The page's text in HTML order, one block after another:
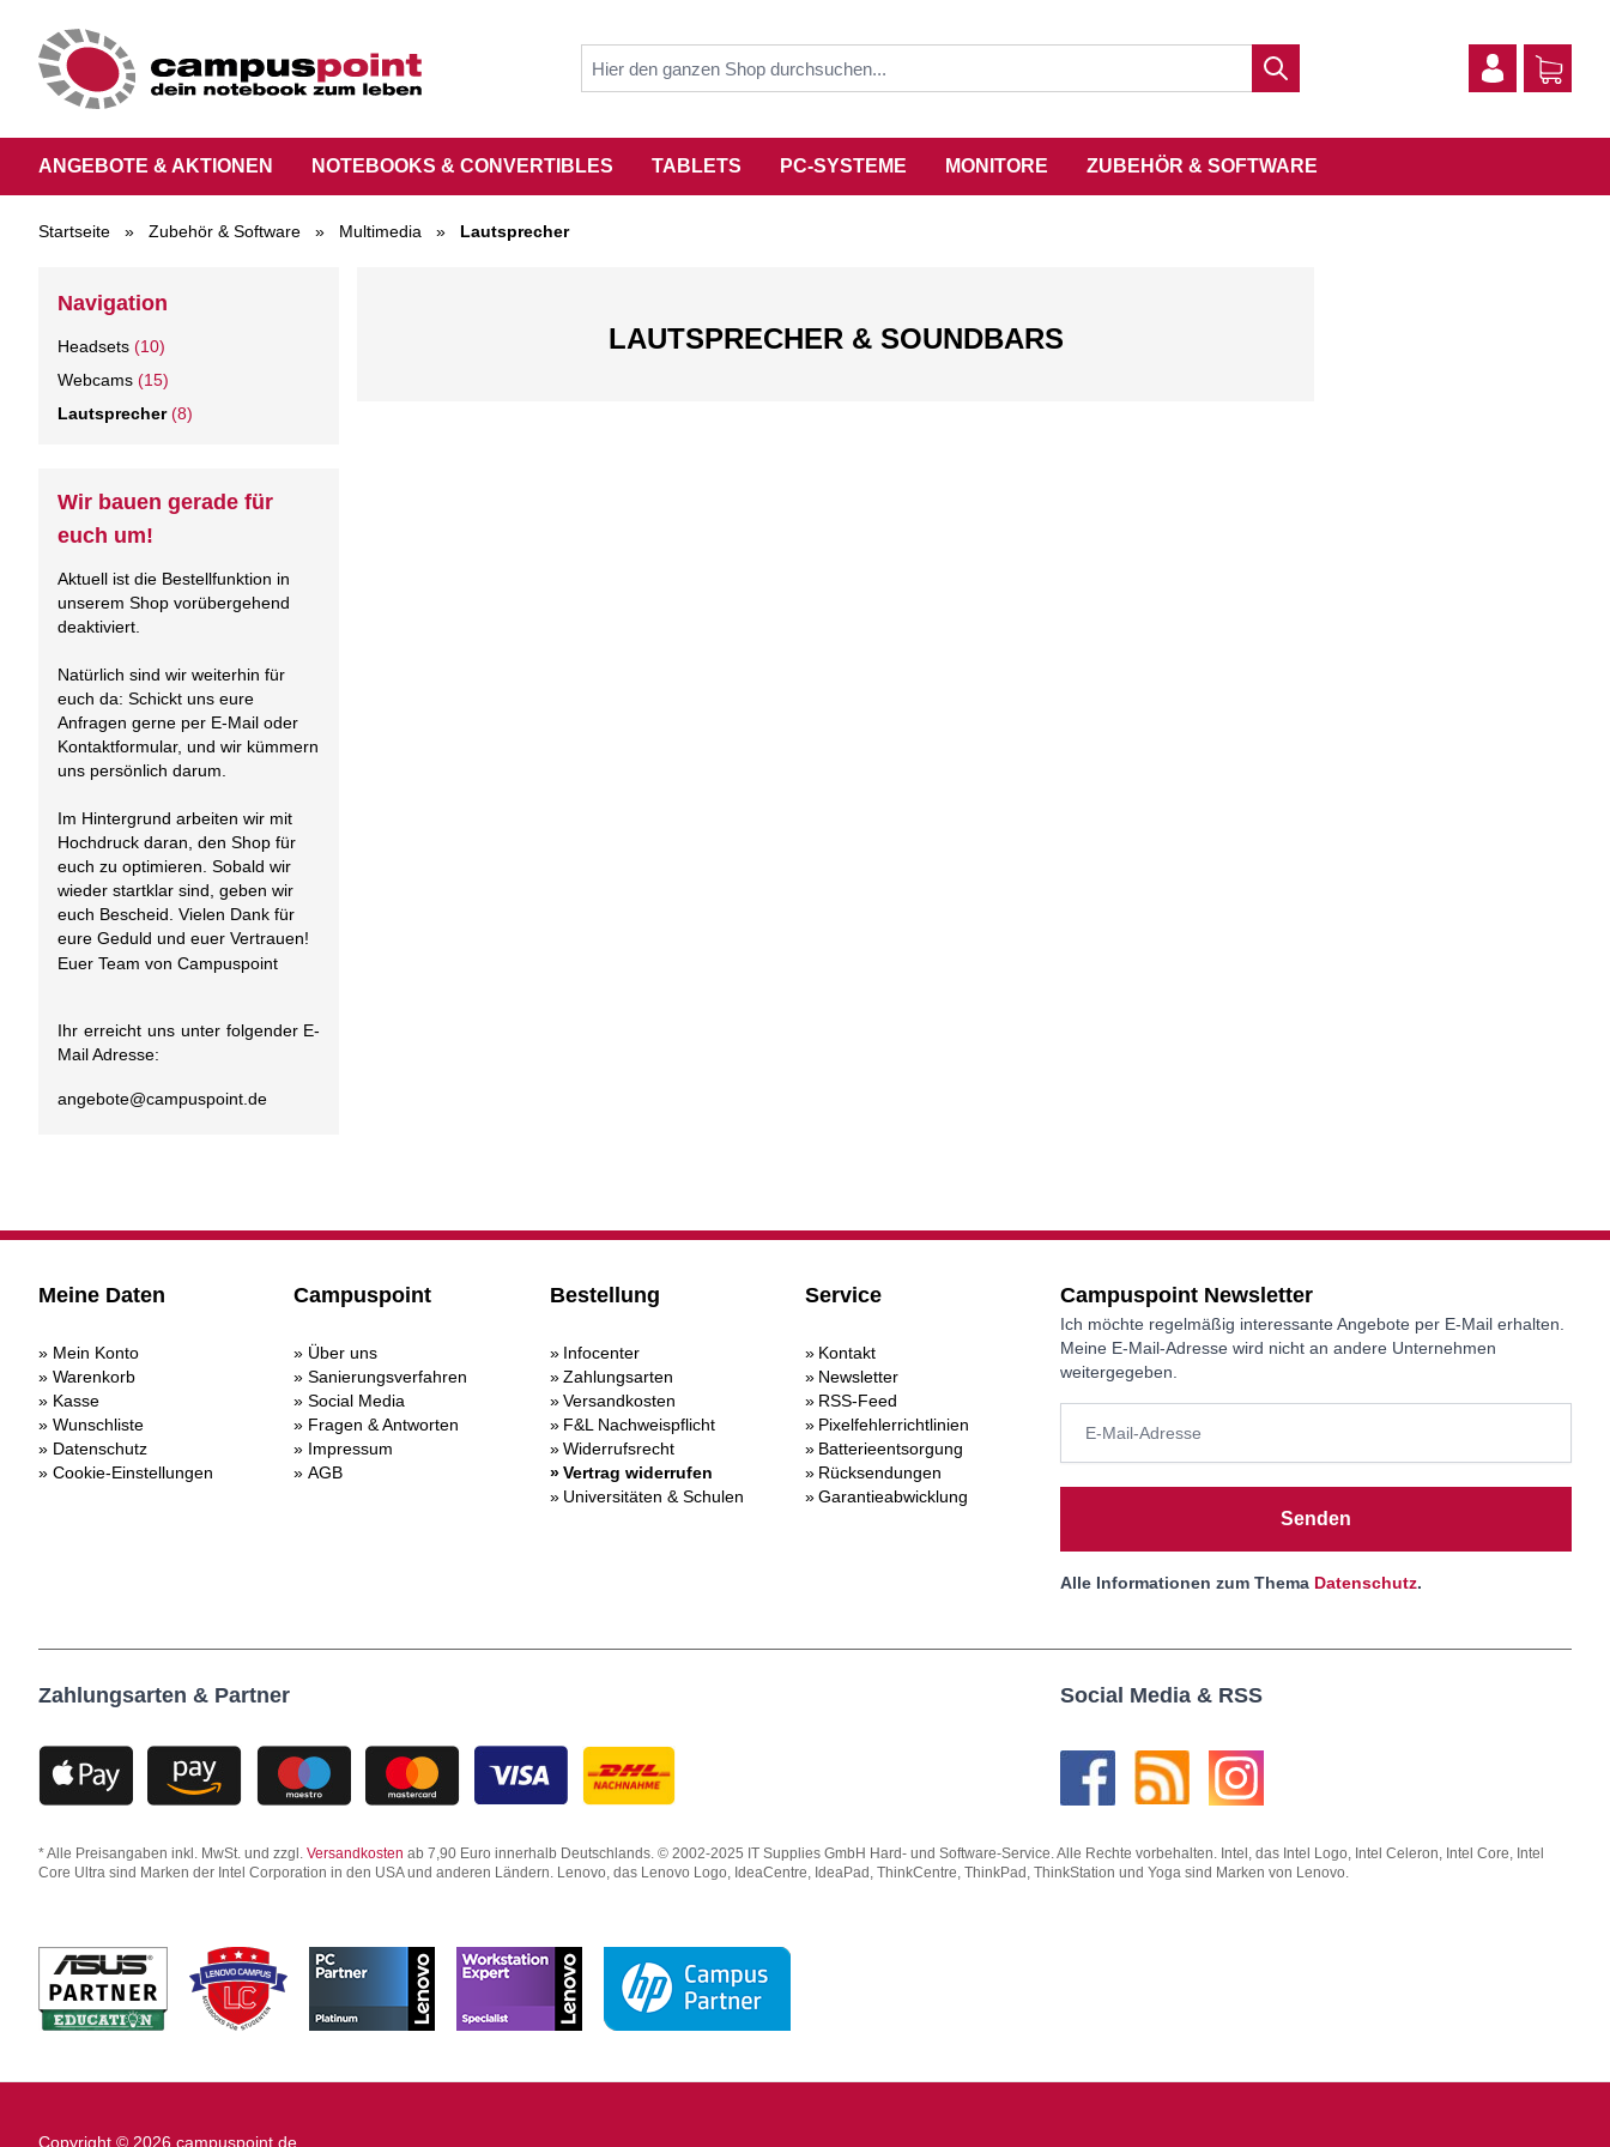
ANGEBOTE & AKTIONEN NOTEBOOKS & CONVERTIBLES TABLETS PC-SYSTEME MONITORE ZUBEHÖR & SOFTWARE
Startseite » Zubehör & Software » Multimedia » Lautsprecher
Navigation
Headsets (10)
Webcams (15)
Lautsprecher (8)
Wir bauen gerade für
euch um!
Aktuell ist die Bestellfunktion in
unserem Shop vorübergehend
deaktiviert.
Natürlich sind wir weiterhin für
euch da: Schickt uns eure
Anfragen gerne per E-Mail oder
Kontaktformular, und wir kümmern
uns persönlich darum.
Im Hintergrund arbeiten wir mit
Hochdruck daran, den Shop für
euch zu optimieren. Sobald wir
wieder startklar sind, geben wir
euch Bescheid. Vielen Dank für
eure Geduld und euer Vertrauen!
Euer Team von Campuspoint
Ihr erreicht uns unter folgender E-
Mail Adresse:
angebote@campuspoint.de
LAUTSPRECHER & SOUNDBARS
Meine Daten
Mein Konto
Warenkorb
Kasse
Wunschliste
Datenschutz
Cookie-Einstellungen
Campuspoint
Über uns
Sanierungsverfahren
Social Media
Fragen & Antworten
Impressum
AGB
Bestellung
Infocenter
Zahlungsarten
Versandkosten
F&L Nachweispflicht
Widerrufsrecht
Vertrag widerrufen
Universitäten & Schulen
Service
Kontakt
Newsletter
RSS-Feed
Pixelfehlerrichtlinien
Batterieentsorgung
Rücksendungen
Garantieabwicklung
Campuspoint Newsletter
Ich möchte regelmäßig interessante Angebote per E-Mail erhalten.
Meine E-Mail-Adresse wird nicht an andere Unternehmen
weitergegeben.
Senden
Alle Informationen zum Thema Datenschutz.
Zahlungsarten & Partner Social Media & RSS
* Alle Preisangaben inkl. MwSt. und zzgl. Versandkosten ab 7,90 Euro innerhalb Deutschlands. © 2002-2025 IT Supplies GmbH Hard- und Software-Service. Alle Rechte vorbehalten. Intel, das Intel Logo, Intel Celeron, Intel Core, Intel
Core Ultra sind Marken der Intel Corporation in den USA und anderen Ländern. Lenovo, das Lenovo Logo, IdeaCentre, IdeaPad, ThinkCentre, ThinkPad, ThinkStation und Yoga sind Marken von Lenovo.
Copyright © 2026 campuspoint.de